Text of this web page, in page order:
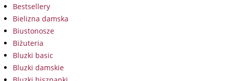
Bestsellery
Bielizna damska
Biustonosze
Biżuteria
Bluzki basic
Bluzki damskie